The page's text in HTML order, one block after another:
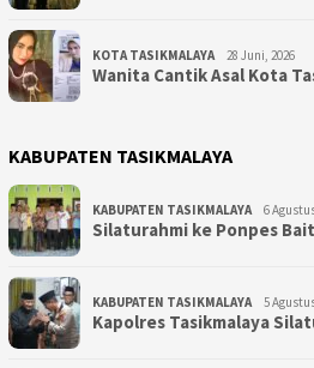
KOTA TASIKMALAYA 28 Juni, 2026
Wanita Cantik Asal Kota
KABUPATEN TASIKMALAYA
KABUPATEN TASIKMALAYA 6
Silaturahmi ke Ponpes
KABUPATEN TASIKMALAYA 5
Kapolres Tasikmalaya